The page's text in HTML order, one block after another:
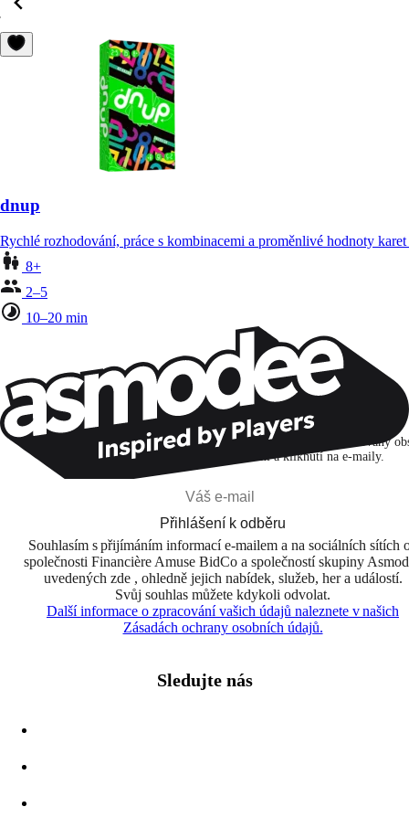
dnup
Rychlé rozhodování, práce s kombinacemi a proměnlivé hodnoty
8+
2–5
10–20 min
Zůstaňte v kontaktu!
Přihlašuji se k odběru, abych objevoval hry, novinky a personalizovaný
na základě svých zájmů a svých otevření a kliknutí na e-maily.
Přihlášení k odběru
Souhlasím s přijímáním informací e-mailem a na sociálních sítích
společnosti Financière Amuse BidCo a společností skupiny
uvedených zde , ohledně jejich nabídek, služeb, her a událostí.
Svůj souhlas můžete kdykoli odvolat.
Další informace o zpracování vašich údajů naleznete v našich
Zásadách ochrany osobních údajů.
Sledujte nás